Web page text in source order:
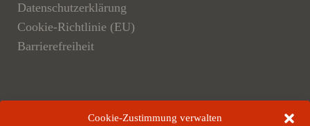
Cookie-Zustimmung verwalten
Datenschutzerklärung
Cookie-Richtlinie (EU)
Barrierefreiheit